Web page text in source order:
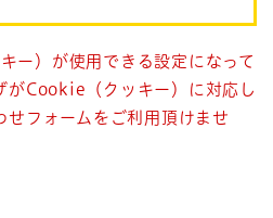
ー）が使用できる設定になって
がCookie（クッキー）に対応し
せフォームをご利用頂けませ